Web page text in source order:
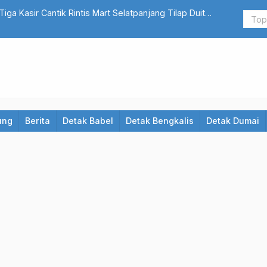
Kasir Cantik Rintis Mart Selatpanjang Tilap Duit Wajib
Berita Detak Babel Detak Bengkalis Detak Dumai